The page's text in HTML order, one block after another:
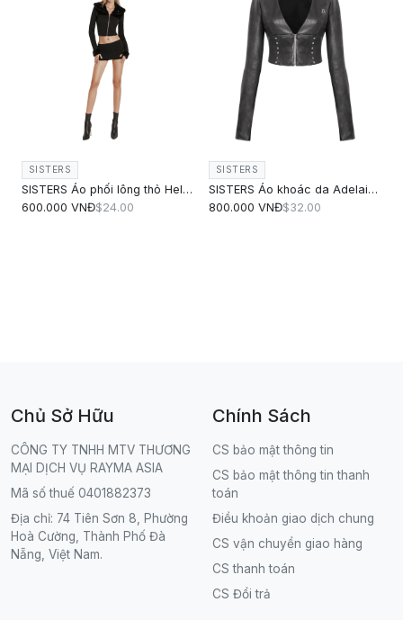
SISTERS
SISTERS Áo phối lông thỏ Helena
600.000 VNĐ$24.00
SISTERS
SISTERS Áo khoác da Adelaide
800.000 VNĐ$32.00
Chủ Sở Hữu
CÔNG TY TNHH MTV THƯƠNG
MẠI DỊCH VỤ RAYMA ASIA
Mã số thuế 0401882373
Địa chỉ: 74 Tiên Sơn 8, Phường
Hoà Cường, Thành Phố Đà
Nẵng, Việt Nam.
Chính Sách
CS bảo mật thông tin
CS bảo mật thông tin thanh
toán
Điều khoản giao dịch chung
CS vận chuyển giao hàng
CS thanh toán
CS Đổi trả